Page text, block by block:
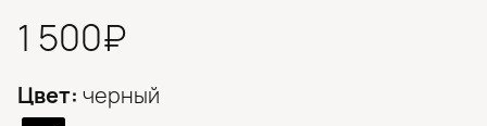
1 500₽
Цвет: черный